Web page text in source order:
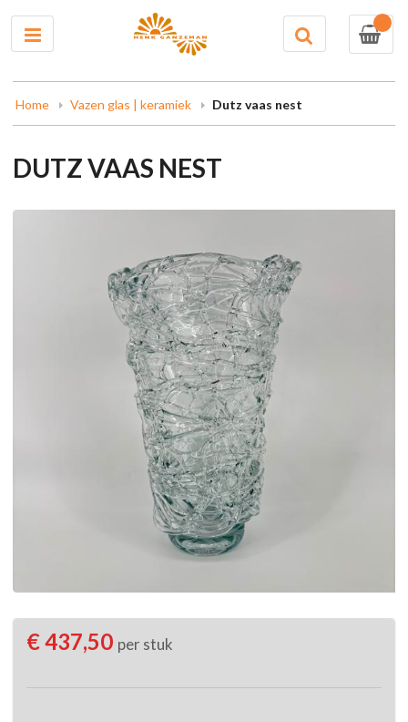
Home Vazen glas | keramiek Dutz vaas nest
DUTZ VAAS NEST
€ 437,50 per stuk